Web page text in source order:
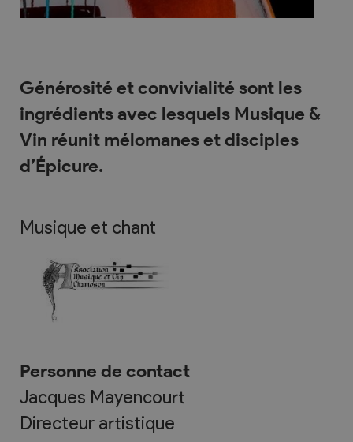
Générosité et convivialité sont les
ingrédients avec lesquels Musique &
Vin réunit mélomanes et disciples
d’Épicure.
Musique et chant
Personne de contact
Jacques Mayencourt
Directeur artistique